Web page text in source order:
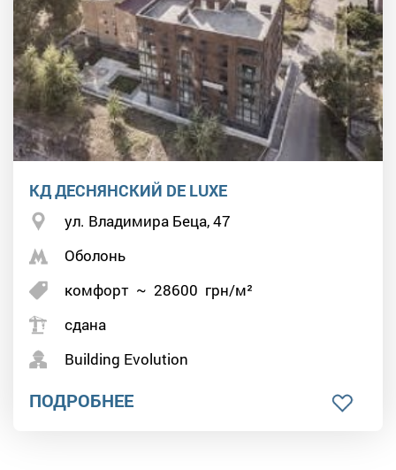
КД ДЕСНЯНСКИЙ DE LUXE
ул. Владимира Беца, 47
Оболонь
комфорт ~ 28600 грн/м²
сдана
Building Evolution
ПОДРОБНЕЕ